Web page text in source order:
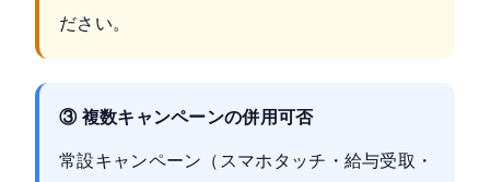
ださい。
③ 複数キャンペーンの併用可否
常設キャンペーン（スマホタッチ・給与受取・